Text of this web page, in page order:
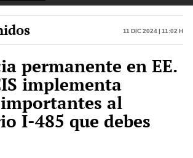
Carlos Cornejo
11 Dic 2024 | 11:02 h
permanente en EE.
implementa
al
I-485 que debes